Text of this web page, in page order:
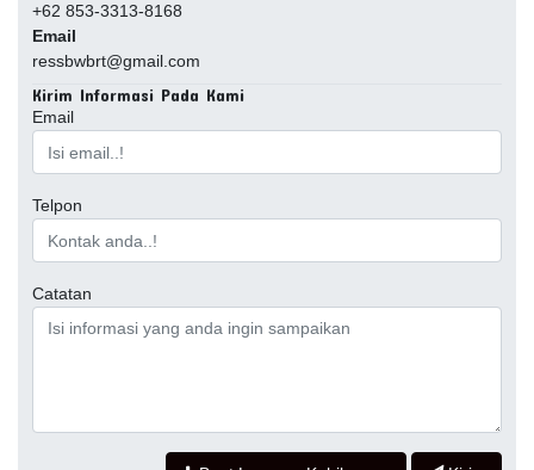
+62 853-3313-8168
Email
ressbwbrt@gmail.com
Kirim Informasi Pada Kami
Email
Telpon
Catatan